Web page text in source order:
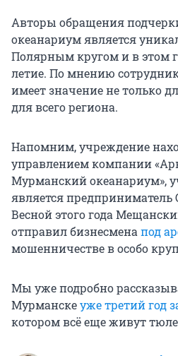
Авторы обращения
океанариум является
Полярным кругом и в этом
летие. По мнению
имеет значение не только
для всего региона.
Напомним, учреждение
управлением компании
Мурманский океанариум»,
является предприниматель
Весной этого года
отправил бизнесмена под
мошенничестве в особо
Мы уже подробно
Мурманскеуже третий год
котором всё еще живут